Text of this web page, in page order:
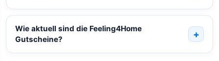
Wie aktuell sind die Feeling4Home
Gutscheine?